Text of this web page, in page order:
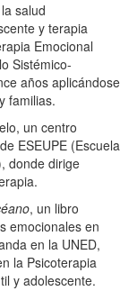
salud
y terapia
Emocional
Sistémico-
años aplicándose
familias.
un centro
ESEUPE (Escuela
donde dirige
, un libro
emocionales en
en la UNED,
la Psicoterapia
y adolescente.